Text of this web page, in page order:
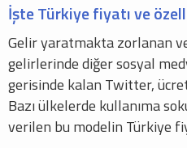
İşte Türkiye fiyatı ve
Gelir yaratmakta zorlanan
gelirlerinde diğer sosyal
gerisinde kalan Twitter,
Bazı ülkelerde kullanıma
verilen bu modelin Türkiye